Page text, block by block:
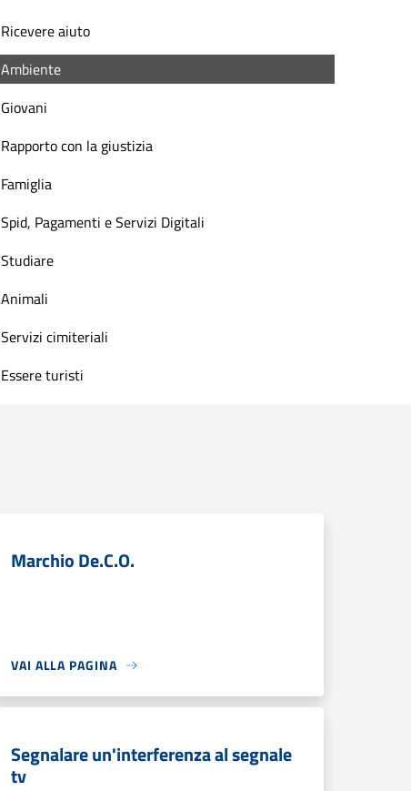
Ricevere aiuto
Ambiente
Giovani
Rapporto con la giustizia
Famiglia
Spid, Pagamenti e Servizi Digitali
Studiare
Animali
Servizi cimiteriali
Essere turisti
Marchio De.C.O.
VAI ALLA PAGINA
Segnalare un'interferenza al segnale
tv